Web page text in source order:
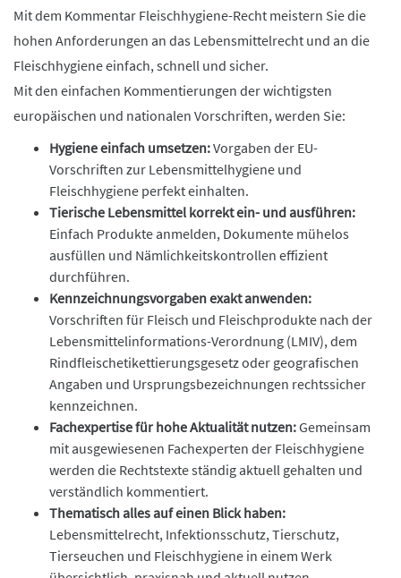
Mit dem Kommentar Fleischhygiene-Recht meistern Sie die
hohen Anforderungen an das Lebensmittelrecht und an die
Fleischhygiene einfach, schnell und sicher.
Mit den einfachen Kommentierungen der wichtigsten
europäischen und nationalen Vorschriften, werden Sie:
Hygiene einfach umsetzen:Vorgaben der EU-
Vorschriften zur Lebensmittelhygiene und
Fleischhygiene perfekt einhalten.
Tierische Lebensmittel korrekt ein- und ausführen:
Einfach Produkte anmelden, Dokumente mühelos
ausfüllen und Nämlichkeitskontrollen effizient
durchführen.
Kennzeichnungsvorgaben exakt anwenden:
Vorschriften für Fleisch und Fleischprodukte nach der
Lebensmittelinformations-Verordnung (LMIV), dem
Rindfleischetikettierungsgesetz oder geografischen
Angaben und Ursprungsbezeichnungen rechtssicher
kennzeichnen.
Fachexpertise für hohe Aktualität nutzen:Gemeinsam
mit ausgewiesenen Fachexperten der Fleischhygiene
werden die Rechtstexte ständig aktuell gehalten und
verständlich kommentiert.
Thematisch alles auf einen Blick haben:
Lebensmittelrecht, Infektionsschutz, Tierschutz,
Tierseuchen und Fleischhygiene in einem Werk